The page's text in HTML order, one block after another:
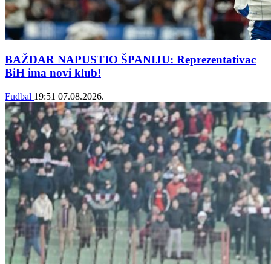
BAŽDAR NAPUSTIO ŠPANIJU: Reprezentativac
BiH ima novi klub!
Fudbal 19:51 07.08.2026.